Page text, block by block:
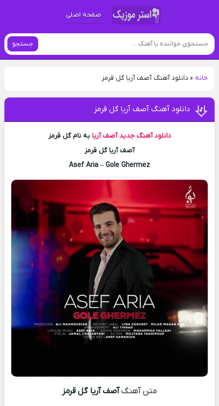
صفحه اصلی
جستجو
خانه» دانلود آهنگ آصف آریا گل قرمز
دانلود آهنگ آصف آریا گل قرمز
دانلود آهنگ جدید آصف آریا به نام گل قرمز
آصف آریا گل قرمز
Asef Aria – Gole Ghermez
متن آهنگآصف آریا گل قرمز